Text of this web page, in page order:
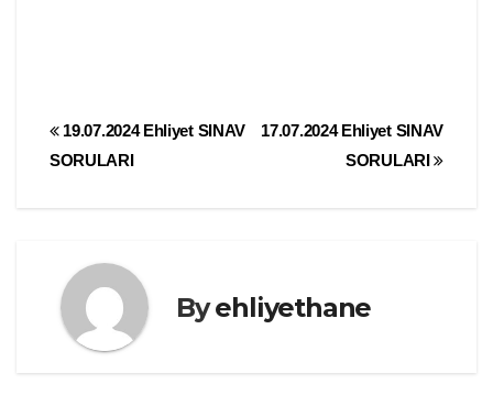
Yazı
17.07.2024 Ehliyet SINAV
SORULARI
19.07.2024 Ehliyet SINAV
SORULARI
Byehliyethane